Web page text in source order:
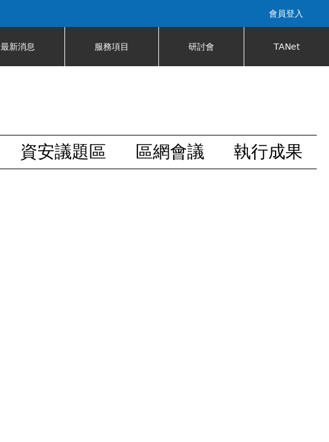
會員登入
最新消息 服務項目 研討會 TANet
資安議題區 區網會議 執行成果